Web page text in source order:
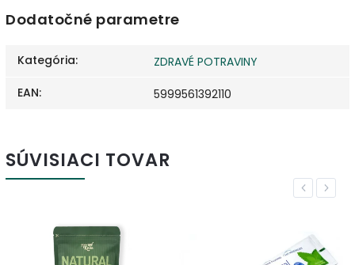
Dodatočné parametre
Kategória:
ZDRAVÉ POTRAVINY
EAN: 5999561392110
SÚVISIACI TOVAR
Previous
Next